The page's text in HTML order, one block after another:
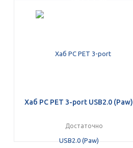
Хаб PC PET 3-port USB2.0 (Paw)
Достаточно